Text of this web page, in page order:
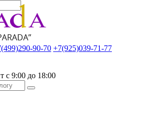
90-70 +7(925)039-71-77
с 9:00 до 18:00